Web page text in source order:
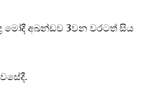
මෝදී අඛන්ඩව 3වන වරටත් සිය